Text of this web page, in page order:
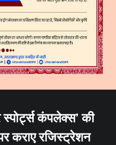
स्पोर्ट्स कंपलेक्स’ की
कराए रजिस्ट्रेशन